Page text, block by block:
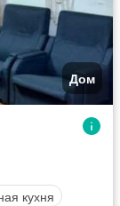
Дом
кухня